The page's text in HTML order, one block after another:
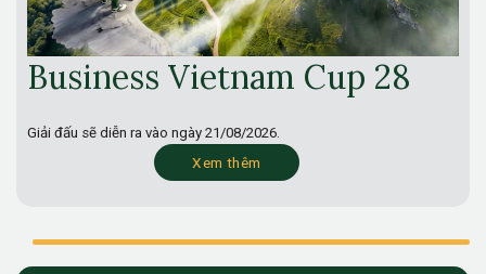
Business Vietnam Cup 28
Giải đấu sẽ diễn ra vào ngày 21/08/2026.
Xem thêm